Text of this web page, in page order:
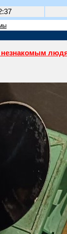
незнакомым